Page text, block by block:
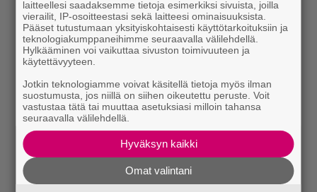
laitteellesi saadaksemme tietoja esimerkiksi sivuista, joilla
vierailit, IP-osoitteestasi sekä laitteesi ominaisuuksista.
Pääset tutustumaan yksityiskohtaisesti käyttötarkoituksiin ja
teknologiakumppaneihimme seuraavalla välilehdellä.
Hylkääminen voi vaikuttaa sivuston toimivuuteen ja
käytettävyyteen.
Jotkin teknologiamme voivat käsitellä tietoja myös ilman
suostumusta, jos niillä on siihen oikeutettu peruste. Voit
vastustaa tätä tai muuttaa asetuksiasi milloin tahansa
seuraavalla välilehdellä.
Hyväksyn kaikki
Omat valintani